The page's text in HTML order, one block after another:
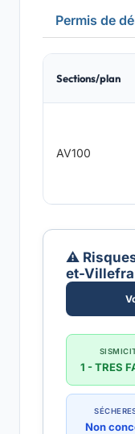
Permis de
Sections/plan
AV100
⚠️
et-
1 - TRES
Non